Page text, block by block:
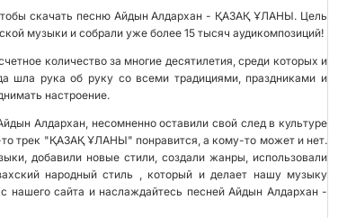
скачать песню Айдын Алдархан - ҚАЗАҚ ҰЛАНЫ. Цель
музыки и собрали уже более 15 тысяч аудикомпозиций!
количество за многие десятилетия, среди которых и
рука об руку со всеми традициями, праздниками и
настроение.
Алдархан, несомненно оставили свой след в культуре
трек "ҚАЗАҚ ҰЛАНЫ" понравится, а кому-то может и нет.
добавили новые стили, создали жанры, использовали
народный стиль , который и делает нашу музыку
нашего сайта и наслаждайтесь песней Айдын Алдархан -